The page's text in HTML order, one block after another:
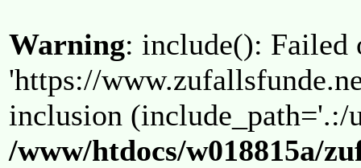
Warning: include(): Failed
'https://
inclusion (include_path='.:/
/www/htdocs/w018815a/